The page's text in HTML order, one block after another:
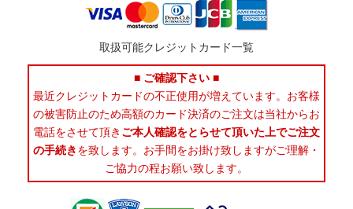
取扱可能クレジットカード一覧
■ ご確認下さい ■
最近クレジットカードの不正使用が増えています。お客様
の被害防止のため高額のカード決済のご注文は当社からお
電話をさせて頂き ご本人確認をとらせて頂いた上でご注文
の手続きを致します。お手間をお掛け致しますがご理解・
ご協力の程お願い致します。